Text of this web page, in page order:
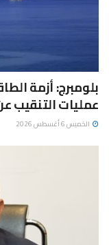
بلومبرج: أزمة
عمليات التنقيب
الخميس 6 أغسطس 2026